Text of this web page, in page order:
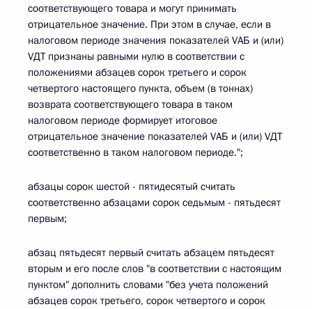
соответствующего товара и могут принимать
отрицательное значение. При этом в случае, если в
налоговом периоде значения показателей VАБ и (или)
VДТ признаны равными нулю в соответствии с
положениями абзацев сорок третьего и сорок
четвертого настоящего пункта, объем (в тоннах)
возврата соответствующего товара в таком
налоговом периоде формирует итоговое
отрицательное значение показателей VАБ и (или) VДТ
соответственно в таком налоговом периоде.";
абзацы сорок шестой - пятидесятый считать
соответственно абзацами сорок седьмым - пятьдесят
первым;
абзац пятьдесят первый считать абзацем пятьдесят
вторым и его после слов "в соответствии с настоящим
пунктом" дополнить словами "без учета положений
абзацев сорок третьего, сорок четвертого и сорок